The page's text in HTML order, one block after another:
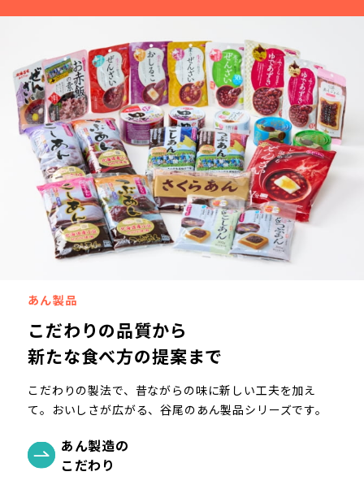
あん製品
こだわりの品質から
新たな食べ方の提案まで
こだわりの製法で、昔ながらの味に新しい工夫を加え
て。おいしさが広がる、谷尾のあん製品シリーズです。
あん製造の
こだわり